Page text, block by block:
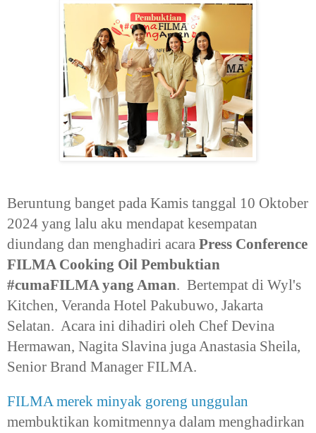
Beruntung banget pada Kamis tanggal 10 Oktober
2024 yang lalu aku mendapat kesempatan
diundang dan menghadiri acara Press Conference
FILMA Cooking Oil Pembuktian
#cumaFILMA yang Aman. Bertempat di Wyl's
Kitchen, Veranda Hotel Pakubuwo, Jakarta
Selatan. Acara ini dihadiri oleh Chef Devina
Hermawan, Nagita Slavina juga Anastasia Sheila,
Senior Brand Manager FILMA.
FILMA merek minyak goreng unggulan
membuktikan komitmennya dalam menghadirkan